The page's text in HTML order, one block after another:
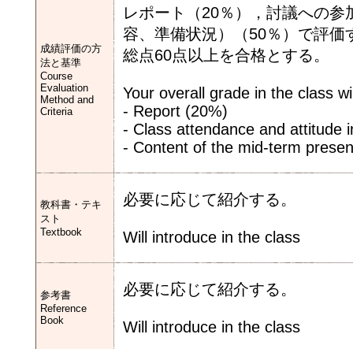
成績評価の方
法と基準
Course
Evaluation
Method and
Criteria
レポート（20％），討議への
容、準備状況）（50％）で評価
総点60点以上を合格とする。
Your overall grade in the class
- Report (20%)
- Class attendance and attitude
- Content of the mid-term
教科書・テキ
スト
Textbook
必要に応じて紹介する。
Will introduce in the class
参考書
Reference
Book
必要に応じて紹介する。
Will introduce in the class